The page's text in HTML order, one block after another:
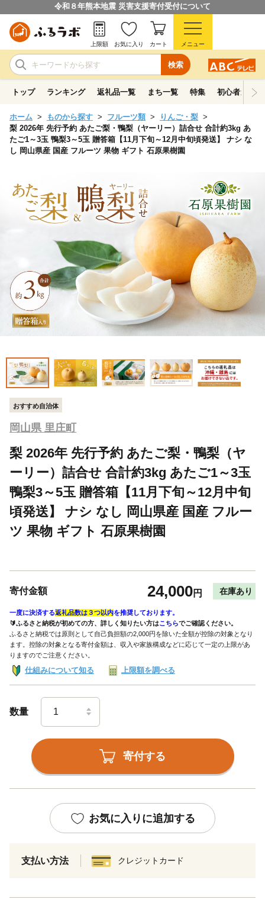
令和８年熊本地震 災害支援寄付受付について
検索
上限額 お気に入り カート メニュー
トップ ランキング 返礼品一覧 まち一覧 特集 初心者ガイド
ホーム ものから探す フルーツ類
りんご・梨
梨 2026年 先行予約 あたご梨・鴨梨（ヤーリー）詰合せ 合計約3kg あ
たご1～3玉 鴨梨3～5玉 贈答箱【11月下旬～12月中旬頃発送】 ナシ な
し 岡山県産 国産 フルーツ 果物 ギフト 石原果樹園
おすすめ自治体
岡山県 里庄町
梨 2026年 先行予約 あたご梨・鴨梨（ヤ
ーリー）詰合せ 合計約3kg あたご1～3玉
鴨梨3～5玉 贈答箱【11月下旬～12月中旬
頃発送】 ナシ なし 岡山県産 国産 フルー
ツ 果物 ギフト 石原果樹園
寄付金額 24,000円 在庫あり
一度に決済する返礼品数は３つ以内を推奨しております。
🔰ふるさと納税が初めての方、詳しく知りたい方はこちらでご確認ください。
ふるさと納税では原則として自己負担額の2,000円を除いた全額が控除の対象となり
ます。控除の対象となる寄付金額は、収入や家族構成などに応じて一定の上限があ
りますのでご注意ください。
仕組みについて知る 上限額を調べる
数量
寄付する
お気に入りに追加する
支払い方法 クレジットカード